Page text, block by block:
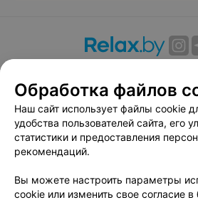
Вакансии
Публичный договор
Публичный договор по
«Афиша»
Пользовательское
Связаться по вопросам
Обработка файлов
Наш сайт использует файлы cookie
удобства пользователей сайта, его
статистики и предоставления
рекомендаций.
Вы можете настроить параметры
cookie или изменить свое согласие